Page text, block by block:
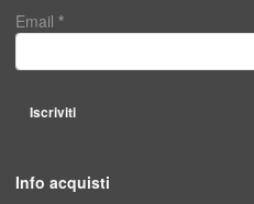
Email *
Info acquisti